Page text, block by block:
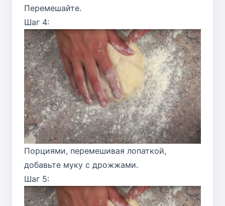
Перемешайте.
Шаг 4:
Порциями, перемешивая лопаткой,
добавьте муку с дрожжами.
Шаг 5: